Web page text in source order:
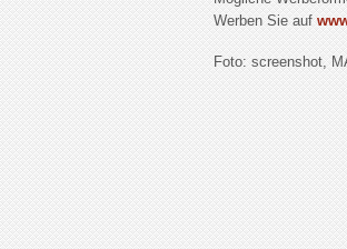
Werben Sie auf
Foto: screenshot,